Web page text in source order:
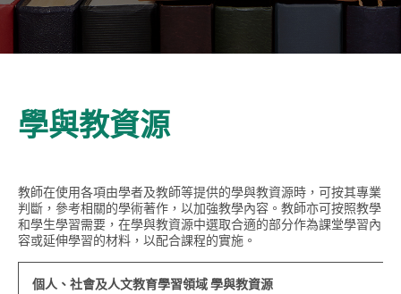
學與教資源
教師在使用各項由學者及教師等提供的學與教資源時，可按其專業
判斷，參考相關的學術著作，以加強教學內容。教師亦可按照教學
和學生學習需要，在學與教資源中選取合適的部分作為課堂學習內
容或延伸學習的材料，以配合課程的實施。
個人、社會及人文教育學習領域 學與教資源